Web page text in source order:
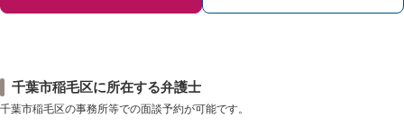
千葉市稲毛区に所在する弁護士
千葉市稲毛区の事務所等での面談予約が可能です。